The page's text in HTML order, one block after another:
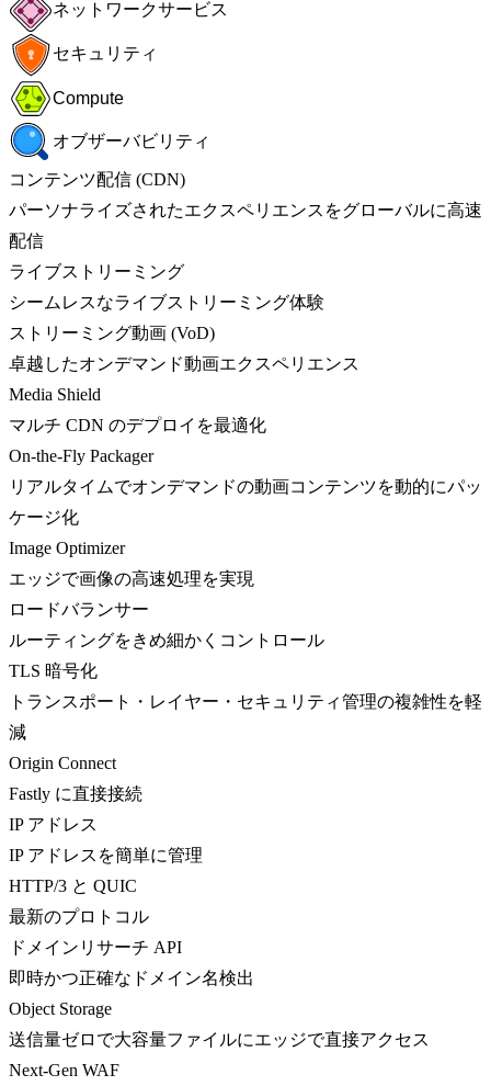
ネットワークサービス
セキュリティ
Compute
オブザーバビリティ
コンテンツ配信 (CDN)
パーソナライズされたエクスペリエンスをグローバルに高速
配信
ライブストリーミング
シームレスなライブストリーミング体験
ストリーミング動画 (VoD)
卓越したオンデマンド動画エクスペリエンス
Media Shield
マルチ CDN のデプロイを最適化
On-the-Fly Packager
リアルタイムでオンデマンドの動画コンテンツを動的にパッ
ケージ化
Image Optimizer
エッジで画像の高速処理を実現
ロードバランサー
ルーティングをきめ細かくコントロール
TLS 暗号化
トランスポート・レイヤー・セキュリティ管理の複雑性を軽
減
Origin Connect
Fastly に直接接続
IP アドレス
IP アドレスを簡単に管理
HTTP/3 と QUIC
最新のプロトコル
ドメインリサーチ API
即時かつ正確なドメイン名検出
Object Storage
送信量ゼロで大容量ファイルにエッジで直接アクセス
Next-Gen WAF